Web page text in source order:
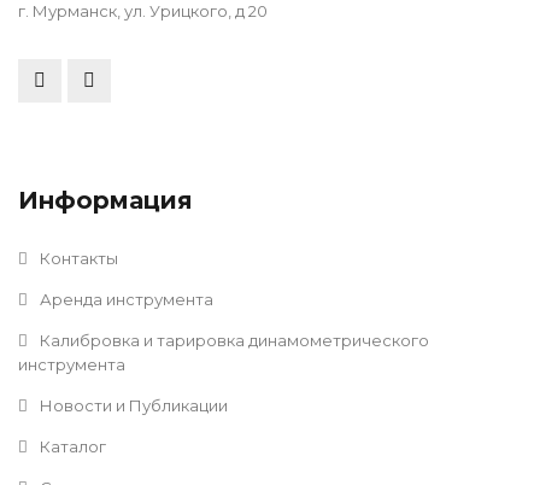
г. Мурманск, ул. Урицкого, д 20
Информация
Контакты
Аренда инструмента
Калибровка и тарировка динамометрического
инструмента
Новости и Публикации
Каталог